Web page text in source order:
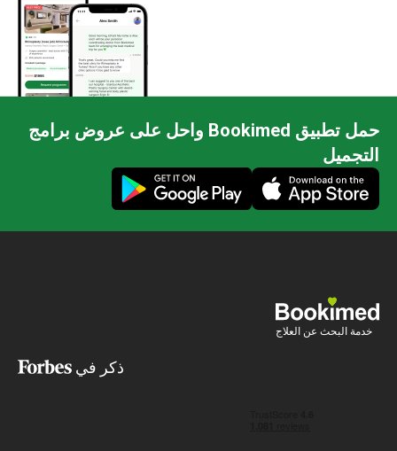
حمل تطبيق Bookimed واحل على عروض برامج
التجميل
خدمة البحث عن العلاج
ذكر في